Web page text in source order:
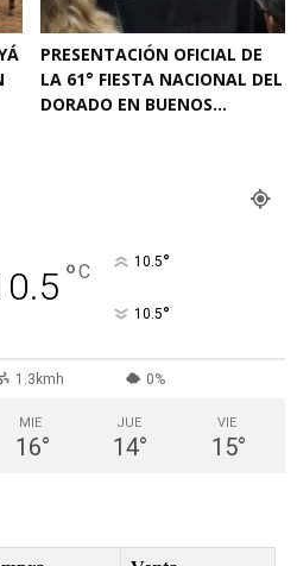
PRESENTACIÓN OFICIAL DE
LA 61° FIESTA NACIONAL DEL
DORADO EN BUENOS...
°C 10.5°
10.5°
1.3kmh 0%
MIE
16°
JUE
14°
VIE
15°